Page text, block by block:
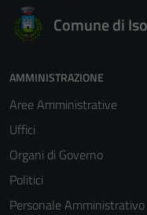
Comune di
AMMINISTRAZIONE
Aree Amministrative
Uffici
Organi di Governo
Politici
Personale Amministrativo